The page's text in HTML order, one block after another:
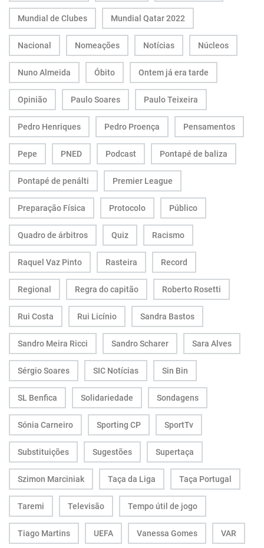
Mundial de Clubes Mundial Qatar 2022
Nacional Nomeações Notícias Núcleos
Nuno Almeida Óbito Ontem já era tarde
Opinião Paulo Soares Paulo Teixeira
Pedro Henriques Pedro Proença Pensamentos
Pepe PNED Podcast Pontapé de baliza
Pontapé de penálti Premier League
Preparação Física Protocolo Público
Quadro de árbitros Quiz Racismo
Raquel Vaz Pinto Rasteira Record
Regional Regra do capitão Roberto Rosetti
Rui Costa Rui Licínio Sandra Bastos
Sandro Meira Ricci Sandro Scharer Sara Alves
Sérgio Soares SIC Notícias Sin Bin
SL Benfica Solidariedade Sondagens
Sónia Carneiro Sporting CP SportTv
Substituições Sugestões Supertaça
Szimon Marciniak Taça da Liga Taça Portugal
Taremi Televisão Tempo útil de jogo
Tiago Martins UEFA Vanessa Gomes VAR